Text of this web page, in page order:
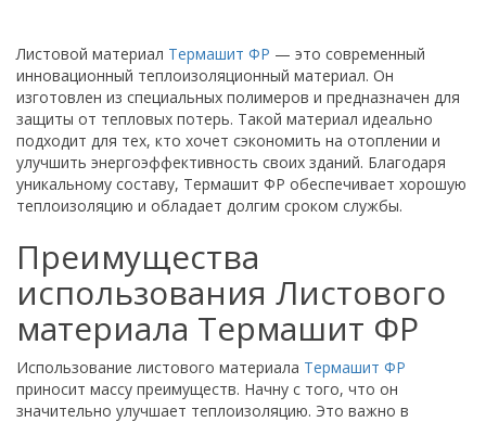
Листовой материал Термашит ФР — это современный
инновационный теплоизоляционный материал. Он
изготовлен из специальных полимеров и предназначен для
защиты от тепловых потерь. Такой материал идеально
подходит для тех, кто хочет сэкономить на отоплении и
улучшить энергоэффективность своих зданий. Благодаря
уникальному составу, Термашит ФР обеспечивает хорошую
теплоизоляцию и обладает долгим сроком службы.
Преимущества
использования Листового
материала Термашит ФР
Использование листового материала Термашит ФР
приносит массу преимуществ. Начну с того, что он
значительно улучшает теплоизоляцию. Это важно в